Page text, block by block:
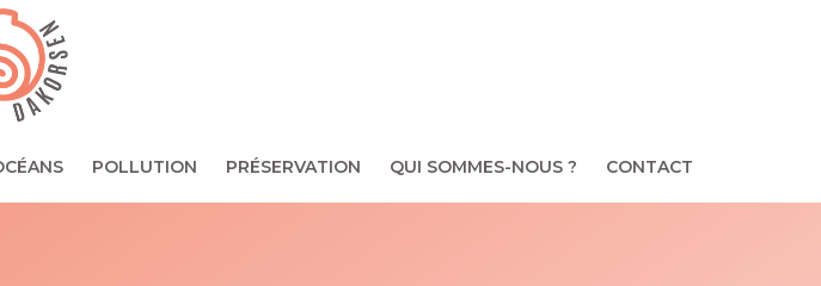
POLLUTION PRÉSERVATION QUI SOMMES-NOUS ? CONTACT